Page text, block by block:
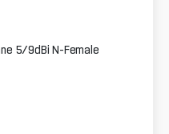
5/9dBi N-Female